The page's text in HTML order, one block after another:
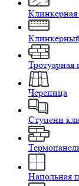
Клинкерная
Тротуарная
Черепица
Ступени
Напольная